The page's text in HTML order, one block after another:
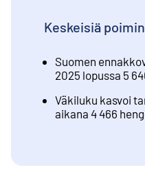
Keskeisiä
Suomen
2025 lopussa 5
Väkiluku kasvoi
aikana 4 466